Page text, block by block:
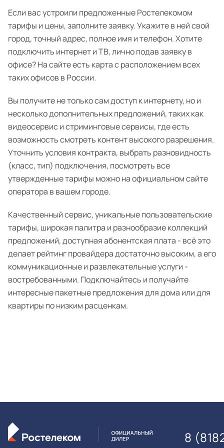
Если вас устроили предложенные Ростелекомом
тарифы и цены, заполните заявку. Укажите в ней свой
город, точный адрес, полное имя и телефон. Хотите
подключить интернет и ТВ, лично подав заявку в
офисе? На сайте есть карта с расположением всех
таких офисов в России.
Вы получите не только сам доступ к интернету, но и
несколько дополнительных предложений, таких как
видеосервис и стриминговые сервисы, где есть
возможность смотреть контент высокого разрешения.
Уточнить условия контракта, выбрать разновидность
(класс, тип) подключения, посмотреть все
утвержденные тарифы можно на официальном сайте
оператора в вашем городе.
Качественный сервис, уникальные пользовательские
тарифы, широкая палитра и разнообразие коллекций
предложений, доступная абонентская плата - всё это
делает рейтинг провайдера достаточно высоким, а его
коммуникационные и развлекательные услуги -
востребованными. Подключайтесь и получайте
интересные пакетные предложения для дома или для
квартиры по низким расценкам.
8